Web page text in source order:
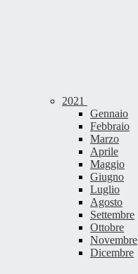
2021
Gennaio
Febbraio
Marzo
Aprile
Maggio
Giugno
Luglio
Agosto
Settembre
Ottobre
Novembre
Dicembre